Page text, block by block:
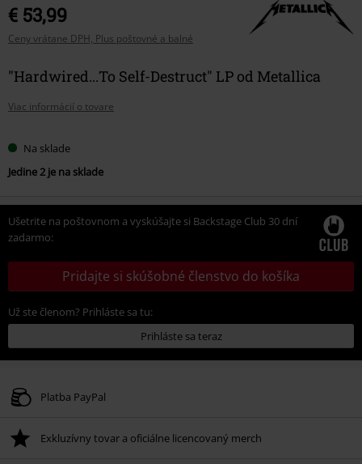
€ 53,99
Ceny vrátane DPH, Plus poštovné a balné
"Hardwired...To Self-Destruct" LP od Metallica
Viac informácií o tovare
Na sklade
Jedine 2 je na sklade
Ušetrite na poštovnom a vyskúšajte si Backstage Club 30 dní
zadarmo:
Pridajte si skúšobné členstvo do košíka
Už ste členom? Prihláste sa tu:
Prihláste sa teraz
Platba PayPal
Exkluzívny tovar a oficiálne licencovaný merch